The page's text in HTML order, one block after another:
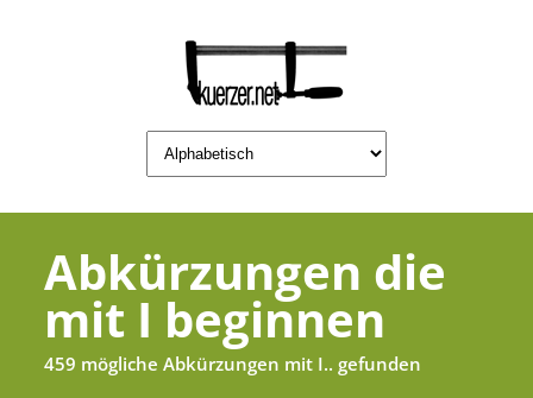
Abkürzungen die
mit I beginnen
459 mögliche Abkürzungen mit I.. gefunden